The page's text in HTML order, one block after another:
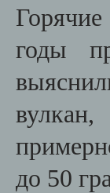
годы
до 50